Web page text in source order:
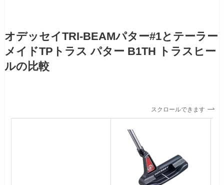
オデッセイTRI-BEAMパター#1とテーラー
メイドTPトラス パター B1TH トラスヒー
ルの比較
スクロールできます